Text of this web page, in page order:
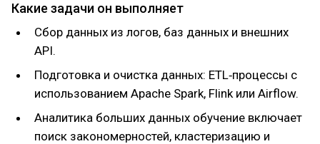
Какие задачи он выполняет
Сбор данных из логов, баз данных и внешних
API.
Подготовка и очистка данных: ETL‑процессы с
использованием Apache Spark, Flink или Airflow.
Аналитика больших данных обучение включает
поиск закономерностей, кластеризацию и